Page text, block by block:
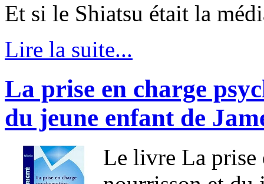
Et si le Shiatsu était la
Lire la suite...
La prise en charge
du jeune enfant de
Le livre La prise